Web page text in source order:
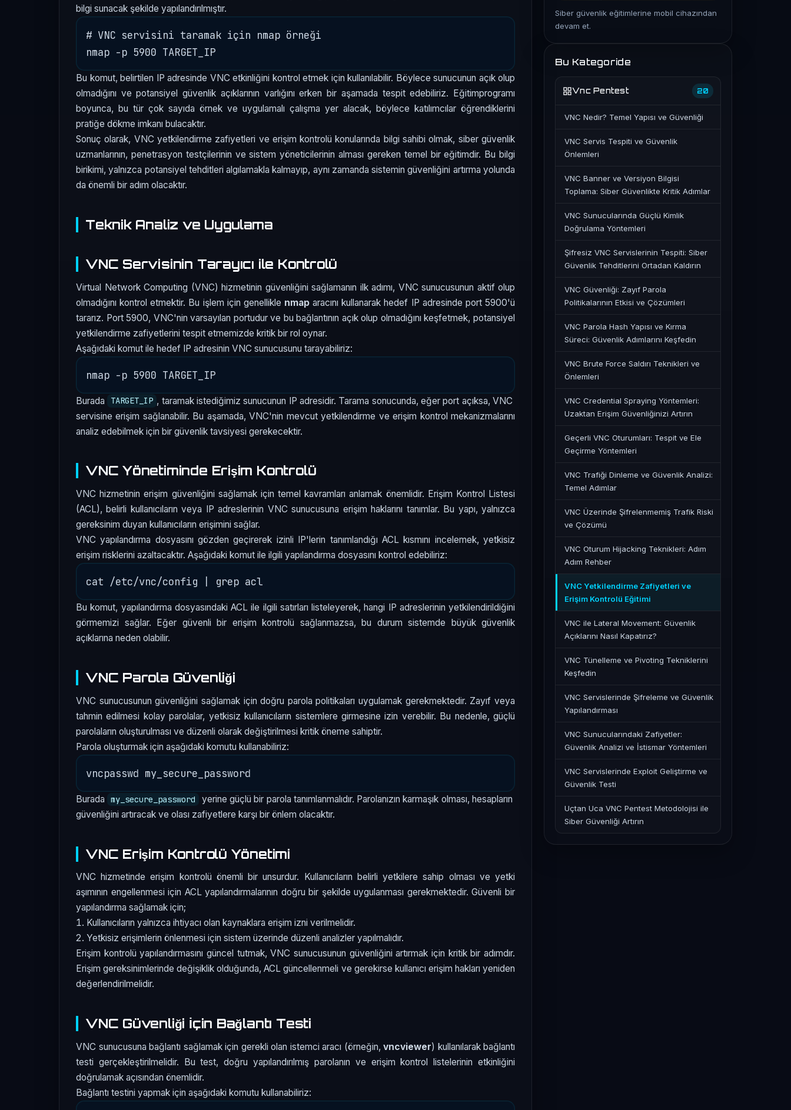
bilgi sunacak şekilde yapılandırılmıştır.
# VNC servisini taramak için nmap örneği
Bu komut, belirtilen IP adresinde VNC etkinliğini kontrol etmek için kullanılabilir. Böylece sunucunun açık olup
olmadığını ve potansiyel güvenlik açıklarının varlığını erken bir aşamada tespit edebiliriz. Eğitimprogramı
boyunca, bu tür çok sayıda örnek ve uygulamalı çalışma yer alacak, böylece katılımcılar öğrendiklerini
pratiğe dökme imkanı bulacaktır.
Sonuç olarak, VNC yetkilendirme zafiyetleri ve erişim kontrolü konularında bilgi sahibi olmak, siber güvenlik
uzmanlarının, penetrasyon testçilerinin ve sistem yöneticilerinin alması gereken temel bir eğitimdir. Bu bilgi
birikimi, yalnızca potansiyel tehditleri algılamakla kalmayıp, aynı zamanda sistemin güvenliğini artırma yolunda
da önemli bir adım olacaktır.
Teknik Analiz ve Uygulama
VNC Servisinin Tarayıcı ile Kontrolü
Virtual Network Computing (VNC) hizmetinin güvenliğini sağlamanın ilk adımı, VNC sunucusunun aktif olup
olmadığını kontrol etmektir. Bu işlem için genellikle nmap aracını kullanarak hedef IP adresinde port 5900'ü
tararız. Port 5900, VNC'nin varsayılan portudur ve bu bağlantının açık olup olmadığını keşfetmek, potansiyel
yetkilendirme zafiyetlerini tespit etmemizde kritik bir rol oynar.
Aşağıdaki komut ile hedef IP adresinin VNC sunucusunu tarayabiliriz:
Burada TARGET_IP , taramak istediğimiz sunucunun IP adresidir. Tarama sonucunda, eğer port açıksa, VNC
servisine erişim sağlanabilir. Bu aşamada, VNC'nin mevcut yetkilendirme ve erişim kontrol mekanizmalarını
analiz edebilmek için bir güvenlik tavsiyesi gerekecektir.
VNC Yönetiminde Erişim Kontrolü
VNC hizmetinin erişim güvenliğini sağlamak için temel kavramları anlamak önemlidir. Erişim Kontrol Listesi
(ACL), belirli kullanıcıların veya IP adreslerinin VNC sunucusuna erişim haklarını tanımlar. Bu yapı, yalnızca
gereksinim duyan kullanıcıların erişimini sağlar.
VNC yapılandırma dosyasını gözden geçirerek izinli IP'lerin tanımlandığı ACL kısmını incelemek, yetkisiz
erişim risklerini azaltacaktır. Aşağıdaki komut ile ilgili yapılandırma dosyasını kontrol edebiliriz:
Bu komut, yapılandırma dosyasındaki ACL ile ilgili satırları listeleyerek, hangi IP adreslerinin yetkilendirildiğini
görmemizi sağlar. Eğer güvenli bir erişim kontrolü sağlanmazsa, bu durum sistemde büyük güvenlik
açıklarına neden olabilir.
VNC Parola Güvenliği
VNC sunucusunun güvenliğini sağlamak için doğru parola politikaları uygulamak gerekmektedir. Zayıf veya
tahmin edilmesi kolay parolalar, yetkisiz kullanıcıların sistemlere girmesine izin verebilir. Bu nedenle, güçlü
parolaların oluşturulması ve düzenli olarak değiştirilmesi kritik öneme sahiptir.
Parola oluşturmak için aşağıdaki komutu kullanabiliriz:
Burada my_secure_password
yerine güçlü bir parola tanımlanmalıdır. Parolanızın karmaşık olması, hesapların
güvenliğini artıracak ve olası zafiyetlere karşı bir önlem olacaktır.
VNC Erişim Kontrolü Yönetimi
VNC hizmetinde erişim kontrolü önemli bir unsurdur. Kullanıcıların belirli yetkilere sahip olması ve yetki
aşımının engellenmesi için ACL yapılandırmalarının doğru bir şekilde uygulanması gerekmektedir. Güvenli bir
yapılandırma sağlamak için;
Kullanıcıların yalnızca ihtiyacı olan kaynaklara erişim izni verilmelidir.
Yetkisiz erişimlerin önlenmesi için sistem üzerinde düzenli analizler yapılmalıdır.
Erişim kontrolü yapılandırmasını güncel tutmak, VNC sunucusunun güvenliğini artırmak için kritik bir adımdır.
Erişim gereksinimlerinde değişiklik olduğunda, ACL güncellenmeli ve gerekirse kullanıcı erişim hakları yeniden
değerlendirilmelidir.
VNC Güvenliği İçin Bağlantı Testi
VNC sunucusuna bağlantı sağlamak için gerekli olan istemci aracı (örneğin, vncviewer) kullanılarak bağlantı
testi gerçekleştirilmelidir. Bu test, doğru yapılandırılmış parolanın ve erişim kontrol listelerinin etkinliğini
doğrulamak açısından önemlidir.
Bağlantı testini yapmak için aşağıdaki komutu kullanabiliriz:
Siber güvenlik eğitimlerine mobil cihazından
devam et.
Bu Kategoride
Vnc Pentest 20
VNC Nedir? Temel Yapısı ve Güvenliği
VNC Servis Tespiti ve Güvenlik
Önlemleri
VNC Banner ve Versiyon Bilgisi
Toplama: Siber Güvenlikte Kritik Adımlar
VNC Sunucularında Güçlü Kimlik
Doğrulama Yöntemleri
Şifresiz VNC Servislerinin Tespiti: Siber
Güvenlik Tehditlerini Ortadan Kaldırın
VNC Güvenliği: Zayıf Parola
Politikalarının Etkisi ve Çözümleri
VNC Parola Hash Yapısı ve Kırma
Süreci: Güvenlik Adımlarını Keşfedin
VNC Brute Force Saldırı Teknikleri ve
Önlemleri
VNC Credential Spraying Yöntemleri:
Uzaktan Erişim Güvenliğinizi Artırın
Geçerli VNC Oturumları: Tespit ve Ele
Geçirme Yöntemleri
VNC Trafiği Dinleme ve Güvenlik Analizi:
Temel Adımlar
VNC Üzerinde Şifrelenmemiş Trafik Riski
ve Çözümü
VNC Oturum Hijacking Teknikleri: Adım
Adım Rehber
VNC Yetkilendirme Zafiyetleri ve
Erişim Kontrolü Eğitimi
VNC ile Lateral Movement: Güvenlik
Açıklarını Nasıl Kapatırız?
VNC Tünelleme ve Pivoting Tekniklerini
Keşfedin
VNC Servislerinde Şifreleme ve Güvenlik
Yapılandırması
VNC Sunucularındaki Zafiyetler:
Güvenlik Analizi ve İstismar Yöntemleri
VNC Servislerinde Exploit Geliştirme ve
Güvenlik Testi
Uçtan Uca VNC Pentest Metodolojisi ile
Siber Güvenliği Artırın